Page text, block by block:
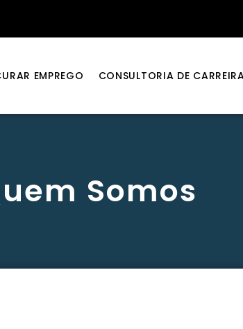
EMPREGO CONSULTORIA DE
Somos